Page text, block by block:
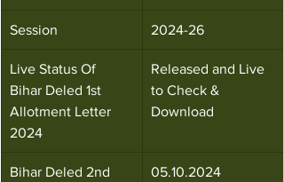
Session 2024-26
Live Status Of
Bihar Deled 1st
Allotment Letter
2024
Released and Live
to Check &
Download
Bihar Deled 2nd
05.10.2024